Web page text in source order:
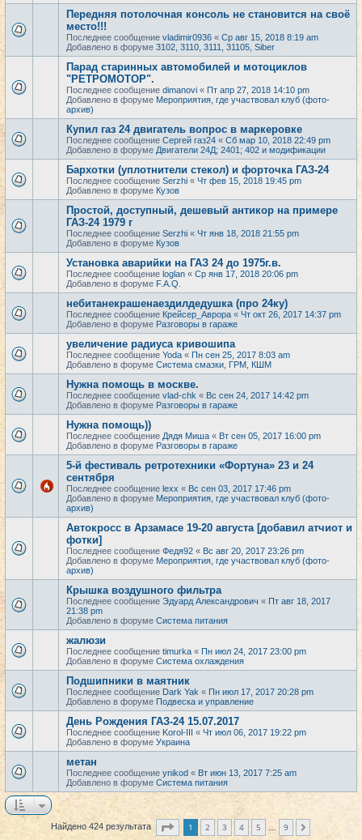
Передняя потолочная консоль не становится на своё
место!!!
Последнее сообщение vladimir0936 « Ср авг 15, 2018 8:19 am
Добавлено в форуме 3102, 3110, 3111, 31105, Siber
Парад старинных автомобилей и мотоциклов
"РЕТРОМОТОР".
Последнее сообщение dimanovi « Пт апр 27, 2018 14:10 pm
Добавлено в форуме Мероприятия, где участвовал клуб (фото-
архив)
Купил газ 24 двигатель вопрос в маркеровке
Последнее сообщение Сергей газ24 « Сб мар 10, 2018 22:49 pm
Добавлено в форуме Двигатели 24Д; 2401; 402 и модификации
Бархотки (уплотнители стекол) и форточка ГАЗ-24
Последнее сообщение Serzhi « Чт фев 15, 2018 19:45 pm
Добавлено в форуме Кузов
Простой, доступный, дешевый антикор на примере
ГАЗ-24 1979 г
Последнее сообщение Serzhi « Чт янв 18, 2018 21:55 pm
Добавлено в форуме Кузов
Установка аварийки на ГАЗ 24 до 1975г.в.
Последнее сообщение loglan « Ср янв 17, 2018 20:06 pm
Добавлено в форуме F.A.Q.
небитанекрашенаездилдедушка (про 24ку)
Последнее сообщение Крейсер_Аврора « Чт окт 26, 2017 14:37 pm
Добавлено в форуме Разговоры в гараже
увеличение радиуса кривошипа
Последнее сообщение Yoda « Пн сен 25, 2017 8:03 am
Добавлено в форуме Система смазки, ГРМ, КШМ
Нужна помощь в москве.
Последнее сообщение vlad-chk « Вс сен 24, 2017 14:42 pm
Добавлено в форуме Разговоры в гараже
Нужна помощь))
Последнее сообщение Дядя Миша « Вт сен 05, 2017 16:00 pm
Добавлено в форуме Разговоры в гараже
5-й фестиваль ретротехники «Фортуна» 23 и 24
сентября
Последнее сообщение lexx « Вс сен 03, 2017 17:46 pm
Добавлено в форуме Мероприятия, где участвовал клуб (фото-
архив)
Автокросс в Арзамасе 19-20 августа [добавил атчиот и
фотки]
Последнее сообщение Федя92 « Вс авг 20, 2017 23:26 pm
Добавлено в форуме Мероприятия, где участвовал клуб (фото-
архив)
Крышка воздушного фильтра
Последнее сообщение Эдуард Александрович « Пт авг 18, 2017
21:38 pm
Добавлено в форуме Система питания
жалюзи
Последнее сообщение timurka « Пн июл 24, 2017 23:00 pm
Добавлено в форуме Система охлаждения
Подшипники в маятник
Последнее сообщение Dark Yak « Пн июл 17, 2017 20:28 pm
Добавлено в форуме Подвеска и управление
День Рождения ГАЗ-24 15.07.2017
Последнее сообщение Korol-III « Чт июл 06, 2017 19:22 pm
Добавлено в форуме Украина
метан
Последнее сообщение ynikod « Вт июн 13, 2017 7:25 am
Добавлено в форуме Система питания
Найдено 424 результата Страница из
1 2 3 4 5 9